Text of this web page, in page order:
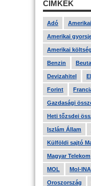
CÍMKÉK
Adó
Amerikai
Amerikai
Benzin
Devizahitel
Forint
Gazdasági
Heti tőzsdei
Iszlám Állam
Külföldi sajtó
Magyar Telekom
MOL Mol-
Oroszország